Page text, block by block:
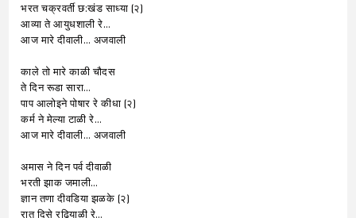
भरत चक्रवर्ती छ:खंड साध्या (२)
आव्या ते आयुधशाली रे…
आज मारे दीवाली… अजवाली
काले तो मारे काळी चौदस
ते दिन रूडा सारा…
पाप आलोइने पोषार रे कीधा (२)
कर्म ने मेल्या टाळी रे…
आज मारे दीवाली… अजवाली
अमास ने दिन पर्व दीवाळी
भरती झाक जमाली…
ज्ञान तणा दीवडिया झळके (२)
रात दिसे रढियाळी रे…